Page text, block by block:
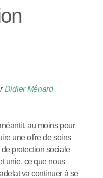
Didier Ménard
au moins pour
une offre de soins
de protection sociale
unie, ce que nous
va continuer à se